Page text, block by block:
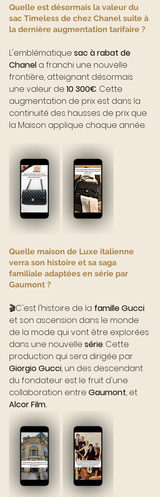
Quelle est désormais la valeur du
sac Timeless de chez Chanel suite à
la dernière augmentation tarifaire ?
L'emblématique sac à rabat de
Chanel a franchi une nouvelle
frontière, atteignant désormais
une valeur de 10 300€. Cette
augmentation de prix est dans la
continuité des hausses de prix que
la Maison applique chaque année.
Quelle maison de Luxe italienne
verra son histoire et sa saga
familiale adaptées en série par
Gaumont ?
🎬C'est l'histoire de la famille Gucci
et son ascension dans le monde
de la mode qui vont être explorées
dans une nouvelle série. Cette
production qui sera dirigée par
Giorgio Gucci, un des descendant
du fondateur est le fruit d'une
collaboration entre Gaumont, et
Alcor Film.